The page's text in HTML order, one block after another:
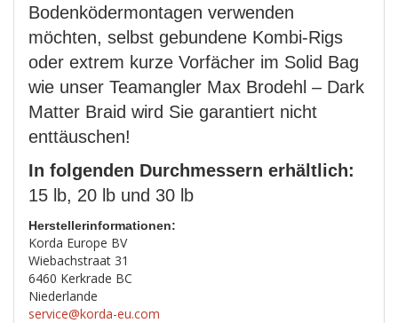
Bodenködermontagen verwenden
möchten, selbst gebundene Kombi-Rigs
oder extrem kurze Vorfächer im Solid Bag
wie unser Teamangler Max Brodehl – Dark
Matter Braid wird Sie garantiert nicht
enttäuschen!
In folgenden Durchmessern erhältlich:
15 lb, 20 lb und 30 lb
Herstellerinformationen:
Korda Europe BV
Wiebachstraat 31
6460 Kerkrade BC
Niederlande
service@korda-eu.com